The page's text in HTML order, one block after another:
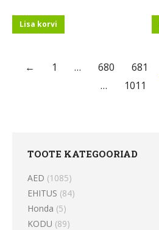
Lisa korvi
← 1 … 680 681
…
1011
TOOTE KATEGOORIAD
AED (1085)
EHITUS (84)
Honda (5)
KODU (89)